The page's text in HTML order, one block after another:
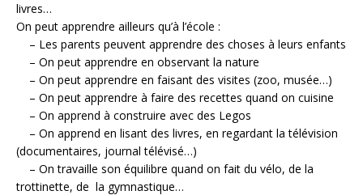
livres…
On peut apprendre ailleurs qu’à l’école :
– Les parents peuvent apprendre des choses à leurs enfants
– On peut apprendre en observant la nature
– On peut apprendre en faisant des visites (zoo, musée…)
– On peut apprendre à faire des recettes quand on cuisine
– On apprend à construire avec des Legos
– On apprend en lisant des livres, en regardant la télévision
(documentaires, journal télévisé…)
– On travaille son équilibre quand on fait du vélo, de la
trottinette, de la gymnastique…